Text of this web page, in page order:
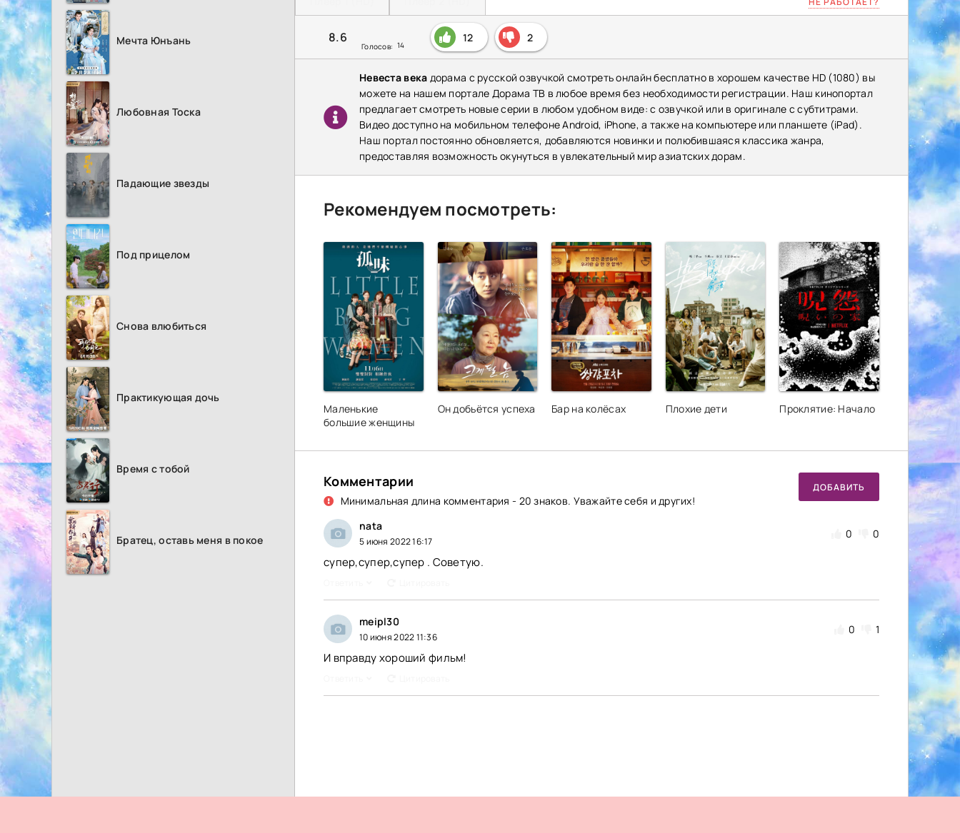
Мечта Юнъань
Любовная Тоска
Падающие звезды
Под прицелом
Снова влюбиться
Практикующая дочь
Время с тобой
Братец, оставь меня в покое
8.6
Голосов: 14
12 2
Невеста века дорама с русской озвучкой смотреть онлайн бесплатно в хорошем качестве HD (1080) вы
можете на нашем портале Дорама ТВ в любое время без необходимости регистрации. Наш кинопортал
предлагает смотреть новые серии в любом удобном виде: с озвучкой или в оригинале с субтитрами.
Видео доступно на мобильном телефоне Android, iPhone, а также на компьютере или планшете (iPad).
Наш портал постоянно обновляется, добавляются новинки и полюбившаяся классика жанра,
предоставляя возможность окунуться в увлекательный мир азиатских дорам.
Рекомендуем посмотреть:
Маленькие
большие женщины
Он добьётся успеха Бар на колёсах Плохие дети Проклятие: Начало
Комментарии
Минимальная длина комментария - 20 знаков. Уважайте себя и других!
ДОБАВИТЬ
nata
5 июня 2022 16:17
0 0
супер,супер,супер . Советую.
meipl30
10 июня 2022 11:36
0 1
И вправду хороший фильм!